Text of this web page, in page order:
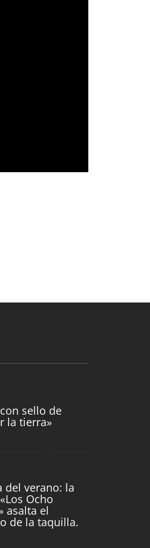
sello de
la tierra»
del verano: la
Ocho
asalta el
de la taquilla.